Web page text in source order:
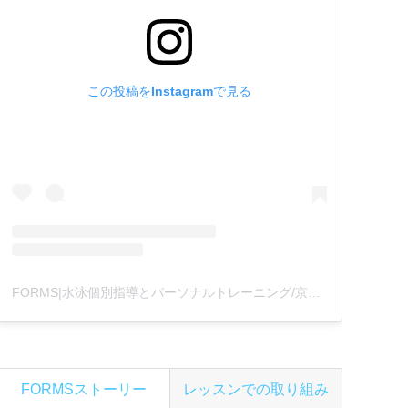
この投稿をInstagramで見る
FORMSストーリー レッスンでの取り組み